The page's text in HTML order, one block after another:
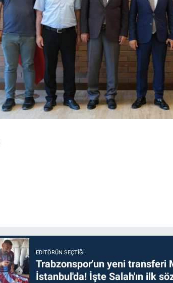
EDITÖRÜN SEÇTIĞI
Trabzonspor'un yeni transferi
İstanbul'da! İşte Salah'ın ilk